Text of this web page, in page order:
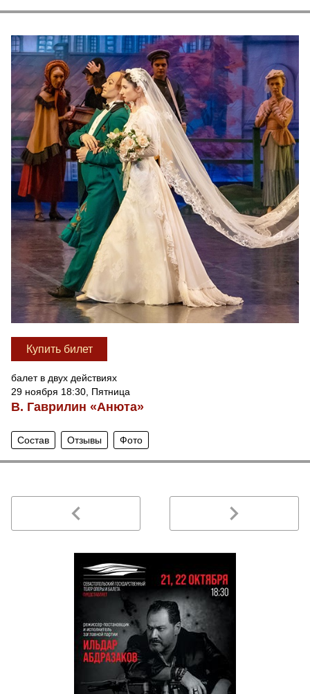
Купить билет
балет в двух действиях
29 ноября 18:30, Пятница
В. Гаврилин «Анюта»
Состав Отзывы Фото
navigate_before navigate_next